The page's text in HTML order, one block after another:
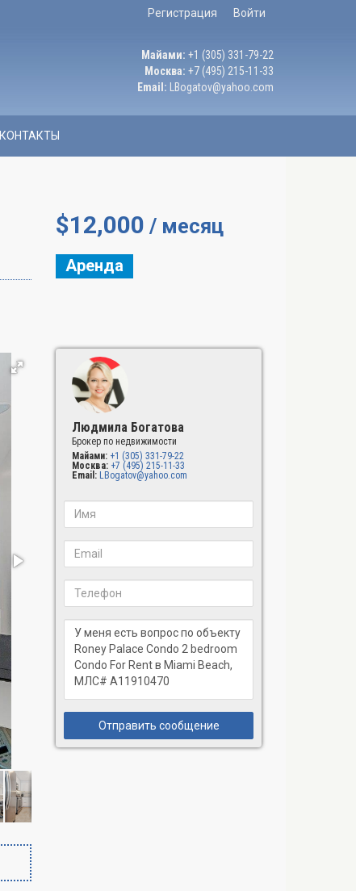
Регистрация Войти
Майами: +1 (305) 331-79-22
Москва: +7 (495) 215-11-33
Email:
LBogatov@yahoo.com
КОНТАКТЫ
$12,000 / месяц
Аренда
Людмила Богатова
Брокер по недвижимости
Майами: +1 (305) 331-79-22
Москва: +7 (495) 215-11-33
Email: LBogatov@yahoo.com
Отправить сообщение